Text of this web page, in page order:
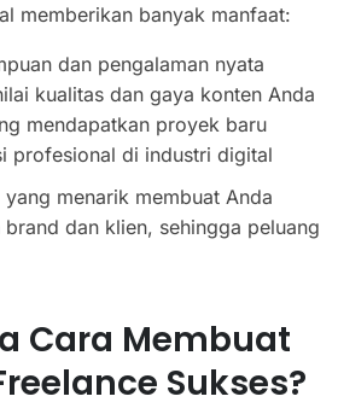
memberikan banyak manfaat:
dan pengalaman nyata
kualitas dan gaya konten Anda
mendapatkan proyek baru
profesional di industri digital
menarik membuat Anda
dan klien, sehingga peluang
Cara Membuat
Sukses?